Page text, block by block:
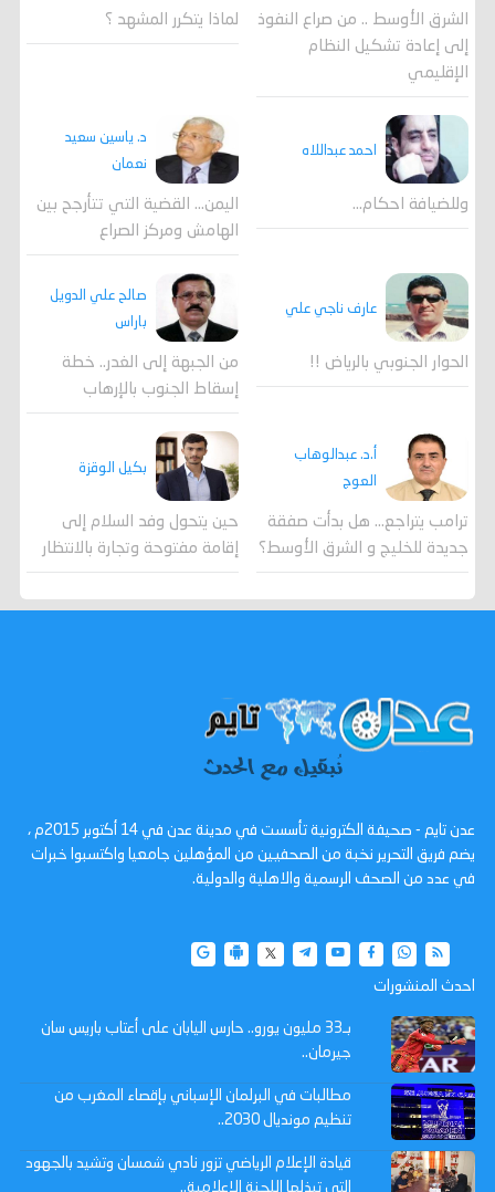
الشرق الأوسط .. من صراع النفوذ
إلى إعادة تشكيل النظام
الإقليمي
لماذا يتكرر المشهد ؟
احمد عبداللاه
وللضيافة احكام…
د. ياسين سعيد
نعمان
اليمن… القضية التي تتأرجح بين
الهامش ومركز الصراع
عارف ناجي علي
الحوار الجنوبي بالرياض !!
صالح علي الدويل
باراس
من الجبهة إلى الغدر.. خطة
إسقاط الجنوب بالإرهاب
أ.د. عبدالوهاب
العوج
ترامب يتراجع... هل بدأت صفقة
جديدة للخليج و الشرق الأوسط؟
بكيل الوقزة
حين يتحول وفد السلام إلى
إقامة مفتوحة وتجارة بالانتظار
عدن تايم - صحيفة الكترونية تأسست في مدينة عدن في 14 أكتوبر 2015م ،
يضم فريق التحرير نخبة من الصحفيين من المؤهلين جامعيا واكتسبوا خبرات
في عدد من الصحف الرسمية والاهلية والدولية.
احدث المنشورات
بـ33 مليون يورو.. حارس اليابان على أعتاب باريس سان
جيرمان..
مطالبات في البرلمان الإسباني بإقصاء المغرب من
تنظيم مونديال 2030..
قيادة الإعلام الرياضي تزور نادي شمسان وتشيد بالجهود
التي تبذلها اللجنة الإعلامية..